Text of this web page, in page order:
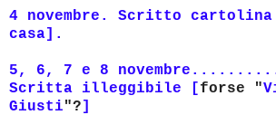
4 novembre. Scritto
casa].
5, 6, 7 e 8
Scritta illeggibile [ forse "
Giusti"?